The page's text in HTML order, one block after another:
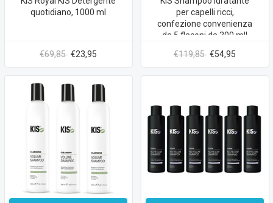
quotidiano, 1000 ml
€69,85 €23,95
per capelli ricci,
confezione convenienza
da 5 flaconi da 300 ml!
€119,85 €54,95